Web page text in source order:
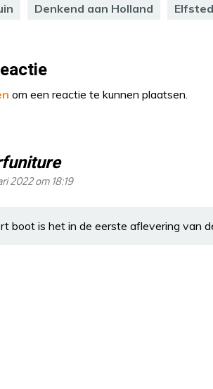
Denkend aan Holland
om een reactie te kunnen plaatsen.
2022 om 18:19
boot is het in de eerste aflevering van